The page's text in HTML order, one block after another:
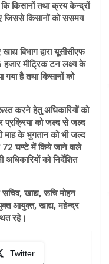
कि किसानों तथा क्रय केन्द्रों
जिससे किसानों को ससमय
विभाग द्वारा यूसीसीएफ
हजार मीट्रिक टन लक्ष्य के
है तथा किसानों को
करने हेतु अधिकारियों को
प्रक्रिया को जल्द से जल्द
माह के भुगतान को भी जल्द
72 घण्टे में किये जाने वाले
को निर्देशित
खाद्य, रूचि मोहन
आयुक्त, खाद्य, महेन्द्र
रहे।
Twitter